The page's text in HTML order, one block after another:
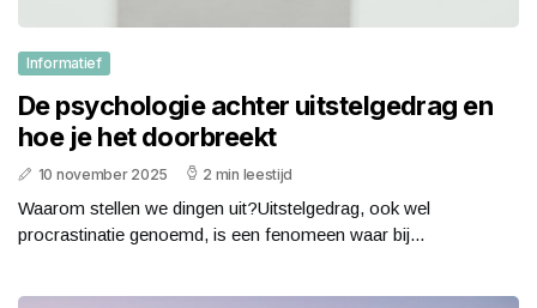
Informatief
De psychologie achter uitstelgedrag en
hoe je het doorbreekt
10 november 2025 2 min leestijd
Waarom stellen we dingen uit?Uitstelgedrag, ook wel
procrastinatie genoemd, is een fenomeen waar bij...